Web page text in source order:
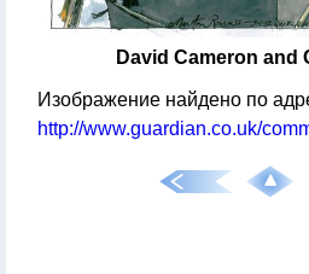
David Cameron and
Изображение найдено по